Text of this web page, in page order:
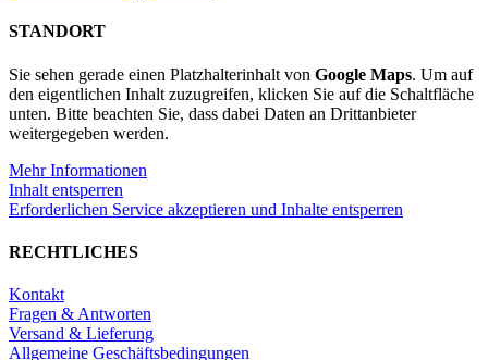
STANDORT
Sie sehen gerade einen Platzhalterinhalt von Google Maps. Um auf
den eigentlichen Inhalt zuzugreifen, klicken Sie auf die Schaltfläche
unten. Bitte beachten Sie, dass dabei Daten an Drittanbieter
weitergegeben werden.
Mehr Informationen
Inhalt entsperren
Erforderlichen Service akzeptieren und Inhalte entsperren
RECHTLICHES
Kontakt
Fragen & Antworten
Versand & Lieferung
Allgemeine Geschäftsbedingungen